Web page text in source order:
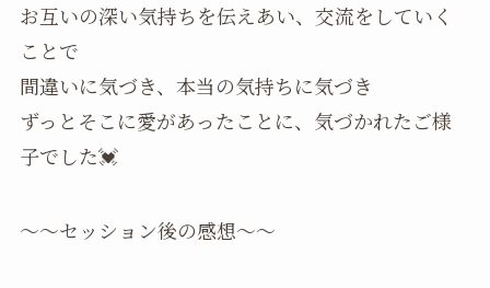
お互いの深い気持ちを伝えあい、交流をしていく
ことで
間違いに気づき、本当の気持ちに気づき
ずっとそこに愛があったことに、気づかれたご様
子でした💓
〜〜セッション後の感想〜〜